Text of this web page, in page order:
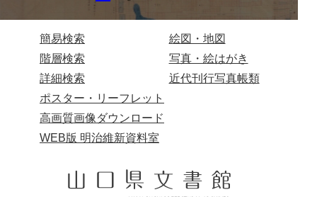
簡易検索
階層検索
詳細検索
絵図・地図
写真・絵はがき
近代刊行写真帳類
ポスター・リーフレット
高画質画像ダウンロード
WEB版 明治維新資料室